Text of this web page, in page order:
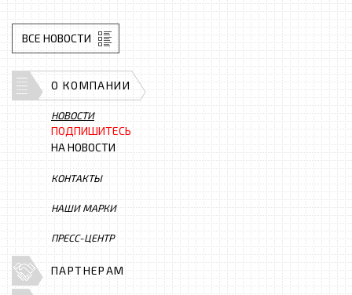
ВСЕ НОВОСТИ
О КОМПАНИИ
НОВОСТИ
ПОДПИШИТЕСЬ
НА НОВОСТИ
КОНТАКТЫ
НАШИ МАРКИ
ПРЕСС-ЦЕНТР
ПАРТНЕРАМ